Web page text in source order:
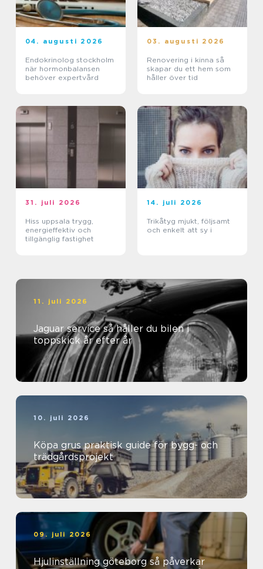
04. augusti 2026
Endokrinolog stockholm
när hormonbalansen
behöver expertvård
03. augusti 2026
Renovering i kinna så
skapar du ett hem som
håller över tid
31. juli 2026
Hiss uppsala trygg,
energieffektiv och
tillgänglig fastighet
14. juli 2026
Trikåtyg mjukt, följsamt
och enkelt att sy i
11. juli 2026
Jaguar service så håller du bilen i
toppskick år efter år
10. juli 2026
Köpa grus praktisk guide för bygg- och
trädgårdsprojekt
09. juli 2026
Hjulinställning göteborg så påverkar